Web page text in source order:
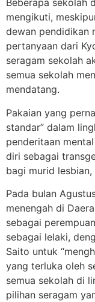
Beberapa sekolah
mengikuti,
dewan pendidikan
pertanyaan dari
seragam sekolah
semua sekolah
mendatang.
Pakaian yang
standar” dalam
penderitaan
diri sebagai
bagi murid
Pada bulan
menengah di
sebagai
sebagai lelaki,
Saito untuk
yang terluka oleh
semua sekolah di
pilihan seragam